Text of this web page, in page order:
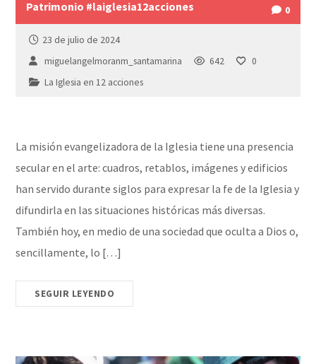
Patrimonio #laiglesia12acciones 0
23 de julio de 2024
miguelangelmoranm_santamarina
642
0
La Iglesia en 12 acciones
La misión evangelizadora de la Iglesia tiene una presencia
secular en el arte: cuadros, retablos, imágenes y edificios
han servido durante siglos para expresar la fe de la Iglesia y
difundirla en las situaciones históricas más diversas.
También hoy, en medio de una sociedad que oculta a Dios o,
sencillamente, lo […]
SEGUIR LEYENDO